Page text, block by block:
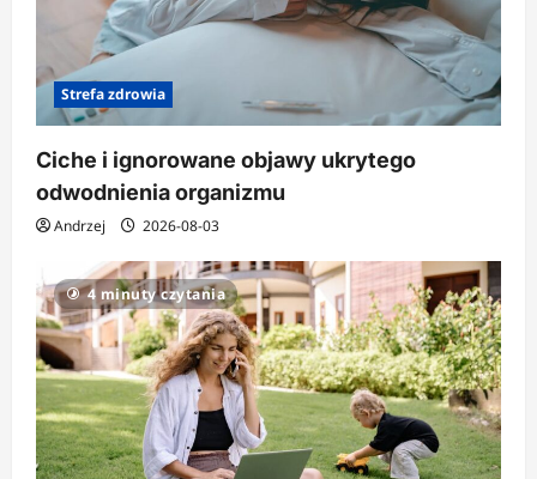
Strefa zdrowia
Ciche i ignorowane objawy ukrytego
odwodnienia organizmu
Andrzej 2026-08-03
4 minuty czytania